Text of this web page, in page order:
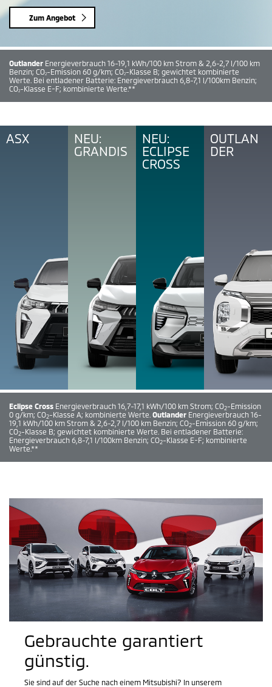
Zum Angebot
Outlander Energieverbrauch 16-19,1 kWh/100 km Strom & 2,6-2,7 l/100 km
Benzin; CO2-Emission 60 g/km; CO2-Klasse B; gewichtet kombinierte
Werte. Bei entladener Batterie: Energieverbrauch 6,8-7,1 l/100km Benzin;
CO2-Klasse E-F; kombinierte Werte.**
ASX
NEU:
GRANDIS
NEU:
ECLIPSE
CROSS
OUTLAN
DER
Eclipse Cross Energieverbrauch 16,7-17,1 kWh/100 km Strom; CO2-Emission
0 g/km; CO2-Klasse A; kombinierte Werte. Outlander Energieverbrauch 16-
19,1 kWh/100 km Strom & 2,6-2,7 l/100 km Benzin; CO2-Emission 60 g/km;
CO2-Klasse B; gewichtet kombinierte Werte. Bei entladener Batterie:
Energieverbrauch 6,8-7,1 l/100km Benzin; CO2-Klasse E-F; kombinierte
Werte.**
Gebrauchte garantiert
günstig.
Sie sind auf der Suche nach einem Mitsubishi? In unserem